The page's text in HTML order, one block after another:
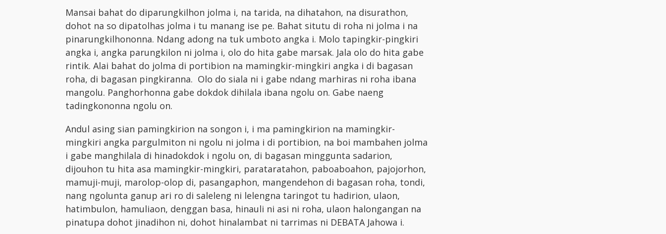
Mansai bahat do diparungkilhon jolma i, na tarida, na dihatahon, na disurathon,
dohot na so dipatolhas jolma i tu manang ise pe. Bahat situtu di roha ni jolma i na
pinarungkilhononna. Ndang adong na tuk umboto angka i. Molo tapingkir-pingkiri
angka i, angka parungkilon ni jolma i, olo do hita gabe marsak. Jala olo do hita gabe
rintik. Alai bahat do jolma di portibion na mamingkir-mingkiri angka i di bagasan
roha, di bagasan pingkiranna. Olo do siala ni i gabe ndang marhiras ni roha ibana
mangolu. Panghorhonna gabe dokdok dihilala ibana ngolu on. Gabe naeng
tadingkononna ngolu on.
Andul asing sian pamingkirion na songon i, i ma pamingkirion na mamingkir-
mingkiri angka pargulmiton ni ngolu ni jolma i di portibion, na boi mambahen jolma
i gabe manghilala di hinadokdok i ngolu on, di bagasan minggunta sadarion,
dijouhon tu hita asa mamingkir-mingkiri, parataratahon, paboaboahon, pajojorhon,
mamuji-muji, marolop-olop di, pasangaphon, mangendehon di bagasan roha, tondi,
nang ngolunta ganup ari ro di saleleng ni lelengna taringot tu hadirion, ulaon,
hatimbulon, hamuliaon, denggan basa, hinauli ni asi ni roha, ulaon halongangan na
pinatupa dohot jinadihon ni, dohot hinalambat ni tarrimas ni DEBATA Jahowa i.